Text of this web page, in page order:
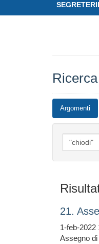
Argomenti
21.
1-feb-2022
Assegno